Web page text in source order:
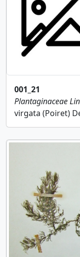
001_21
Plantaginaceae
virgata (Poiret)